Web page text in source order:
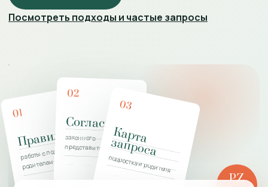
Посмотреть подходы и частые запросы
01
Правила
работы с подростком и
родителем
02
Согласие
законного
представителя
03
К
а
р
т
а
з
а
п
р
о
с
а
подростка и родителя
PZ